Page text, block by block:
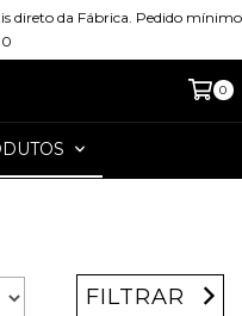
direto da Fábrica. Pedido mínimo
0
FILTRAR